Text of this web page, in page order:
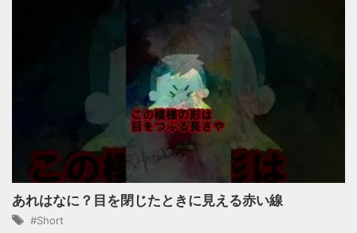
あれはなに？目を閉じたときに見える赤い線
#Short